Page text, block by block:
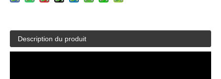
Description du produit